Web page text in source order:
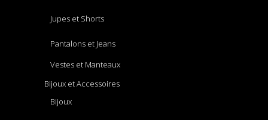
Jupes et Shorts
Pantalons et Jeans
Vestes et Manteaux
Bijoux et Accessoires
Bijoux